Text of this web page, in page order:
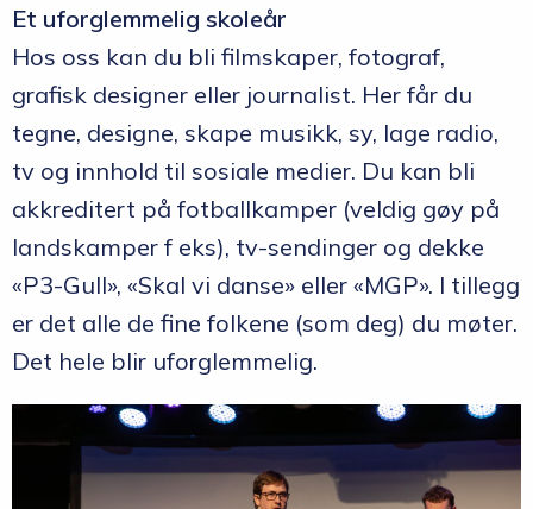
Et uforglemmelig skoleår
Hos oss kan du bli filmskaper, fotograf,
grafisk designer eller journalist. Her får du
tegne, designe, skape musikk, sy, lage radio,
tv og innhold til sosiale medier. Du kan bli
akkreditert på fotballkamper (veldig gøy på
landskamper f eks), tv-sendinger og dekke
«P3-Gull», «Skal vi danse» eller «MGP». I tillegg
er det alle de fine folkene (som deg) du møter.
Det hele blir uforglemmelig.